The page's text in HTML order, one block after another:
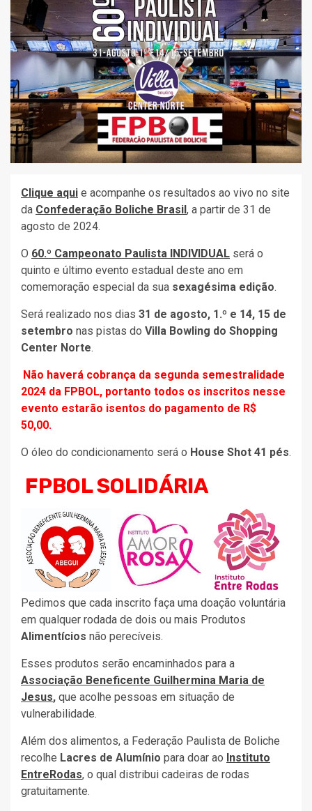
Clique aqui e acompanhe os resultados ao vivo no site
da Confederação Boliche Brasil, a partir de 31 de
agosto de 2024.
O 60.º Campeonato Paulista INDIVIDUAL será o
quinto e último evento estadual deste ano em
comemoração especial da sua sexagésima edição.
Será realizado nos dias 31 de agosto, 1.º e 14, 15 de
setembro nas pistas do Villa Bowling do Shopping
Center Norte.
Não haverá cobrança da segunda semestralidade
2024 da FPBOL, portanto todos os inscritos nesse
evento estarão isentos do pagamento de R$
50,00.
O óleo do condicionamento será o House Shot 41 pés.
FPBOL SOLIDÁRIA
Pedimos que cada inscrito faça uma doação voluntária
em qualquer rodada de dois ou mais Produtos
Alimentícios não perecíveis.
Esses produtos serão encaminhados para a
Associação Beneficente Guilhermina Maria de
Jesus, que acolhe pessoas em situação de
vulnerabilidade.
Além dos alimentos, a Federação Paulista de Boliche
recolhe Lacres de Alumínio para doar ao Instituto
EntreRodas, o qual distribui cadeiras de rodas
gratuitamente.